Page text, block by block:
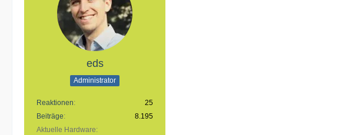
eds
Administrator
Reaktionen
25
Beiträge
8.195
Aktuelle Hardware